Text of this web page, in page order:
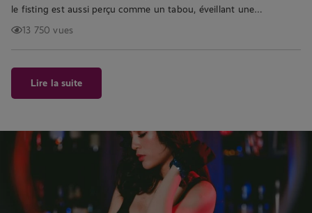
le fisting est aussi perçu comme un tabou, éveillant une…
13 750 vues
Lire la suite